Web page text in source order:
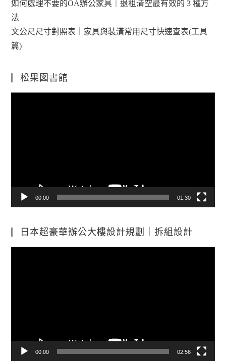
如何處理不要的OA辦公家具｜退租清空最有效的 3 種方
法
文公尺尺寸對照表｜家具與裝潢常用尺寸快速查表(工具
篇)
松果図書館
00:00 01:30
日本超豪華辦公大樓設計規劃｜拆組設計
00:00 02:56